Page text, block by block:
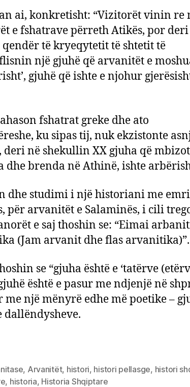
ai, konkretisht: “Vizitorët vinin re
e fshatrave përreth Atikës, por
të kryeqytetit të shtetit të
një gjuhë që arvanitët e
gjuhë që ishte e njohur
fshatrat greke dhe ato
ku sipas tij, nuk ekzistonte
në shekullin XX gjuha që
dhe brenda në Athinë, ishte
dhe studimi i një historiani me
për arvanitët e Salaminës, i cili
e saj thoshin se: “Eimai
(Jam arvanit dhe flas arvanitika)”.
se “gjuha është e ‘tatërve
është e pasur me ndjenjë në
një mënyrë edhe më poetike –
dallëndysheve.
, Arvanitët, histori, histori pellasge, histori
, historia, Historia Shqiptare